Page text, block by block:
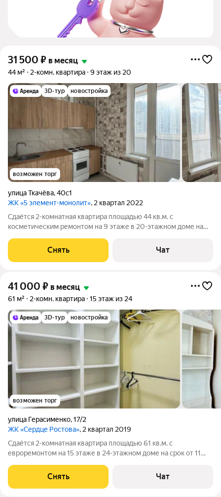
31 500 ₽ в месяц
44 м² 2-комн. квартира 9 этаж из 20
3D-тур новостройка
возможен торг
улица Ткачёва,40с1
ЖК «5 элемент-монолит», 2 квартал 2022
Сдаётся 2-комнатная квартира площадью 44 кв.м. с
косметическим ремонтом на 9 этаже в 20-этажном доме на
консьерж. Жилец оплачивает
Снять Чат
41 000 ₽ в месяц
61 м² 2-комн. квартира 15 этаж из 24
3D-тур новостройка
возможен торг
улица Герасименко,17/2
ЖК «Сердце Ростова», 2 квартал 2019
Сдаётся 2-комнатная квартира площадью 61 кв.м. с
евроремонтом на 15 этаже в 24-этажном доме на срок от 11
Стиральная машина Холодильник Кондиционер Бойлер
Микроволновка Дом - кирпичный, окна
Снять Чат